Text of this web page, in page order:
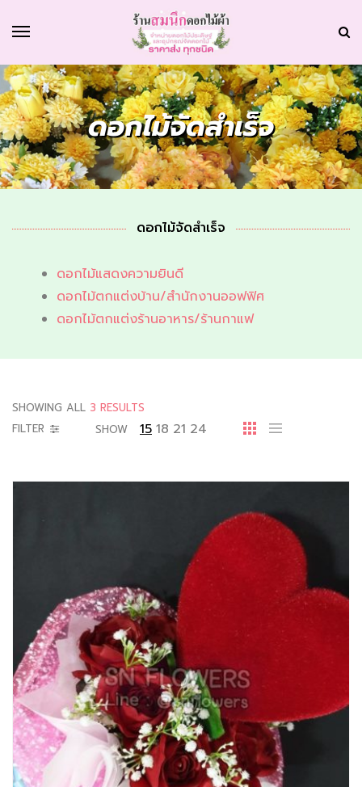
ดอกไม้จัดสำเร็จ
ดอกไม้จัดสำเร็จ
ดอกไม้แสดงความยินดี
ดอกไม้ตกแต่งบ้าน/สำนักงานออฟฟิศ
ดอกไม้ตกแต่งร้านอาหาร/ร้านกาแฟ
SHOWING ALL 3 RESULTS
FILTER
SHOW 15 18 21 24